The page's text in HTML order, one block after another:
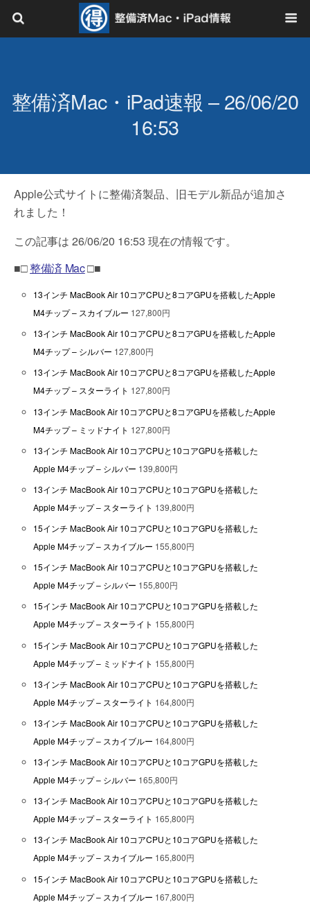
整備済Mac・iPad速報 – 26/06/20
16:53
Apple公式サイトに整備済製品、旧モデル新品が追加さ
れました！
この記事は 26/06/20 16:53 現在の情報です。
■□整備済 Mac□■
13インチ MacBook Air 10コアCPUと8コアGPUを搭載したApple
M4チップ – スカイブルー 127,800円
13インチ MacBook Air 10コアCPUと8コアGPUを搭載したApple
M4チップ – シルバー 127,800円
13インチ MacBook Air 10コアCPUと8コアGPUを搭載したApple
M4チップ – スターライト 127,800円
13インチ MacBook Air 10コアCPUと8コアGPUを搭載したApple
M4チップ – ミッドナイト 127,800円
13インチ MacBook Air 10コアCPUと10コアGPUを搭載した
Apple M4チップ – シルバー 139,800円
13インチ MacBook Air 10コアCPUと10コアGPUを搭載した
Apple M4チップ – スターライト 139,800円
15インチ MacBook Air 10コアCPUと10コアGPUを搭載した
Apple M4チップ – スカイブルー 155,800円
15インチ MacBook Air 10コアCPUと10コアGPUを搭載した
Apple M4チップ – シルバー 155,800円
15インチ MacBook Air 10コアCPUと10コアGPUを搭載した
Apple M4チップ – スターライト 155,800円
15インチ MacBook Air 10コアCPUと10コアGPUを搭載した
Apple M4チップ – ミッドナイト 155,800円
13インチ MacBook Air 10コアCPUと10コアGPUを搭載した
Apple M4チップ – スターライト 164,800円
13インチ MacBook Air 10コアCPUと10コアGPUを搭載した
Apple M4チップ – スカイブルー 164,800円
13インチ MacBook Air 10コアCPUと10コアGPUを搭載した
Apple M4チップ – シルバー 165,800円
13インチ MacBook Air 10コアCPUと10コアGPUを搭載した
Apple M4チップ – スターライト 165,800円
13インチ MacBook Air 10コアCPUと10コアGPUを搭載した
Apple M4チップ – スカイブルー 165,800円
15インチ MacBook Air 10コアCPUと10コアGPUを搭載した
Apple M4チップ – スカイブルー 167,800円